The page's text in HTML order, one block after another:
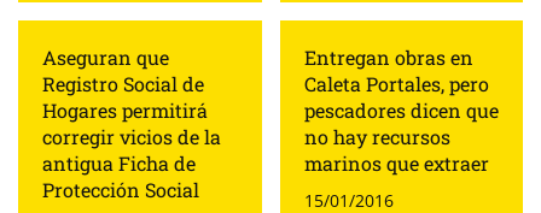
Aseguran que
Registro Social de
Hogares permitirá
corregir vicios de la
antigua Ficha de
Protección Social
Entregan obras en
Caleta Portales, pero
pescadores dicen que
no hay recursos
marinos que extraer
15/01/2016